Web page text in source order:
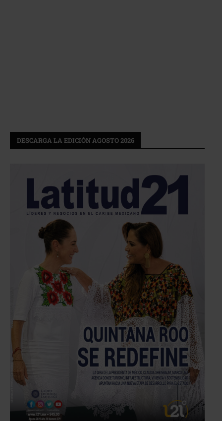
DESCARGA LA EDICIÓN AGOSTO 2026